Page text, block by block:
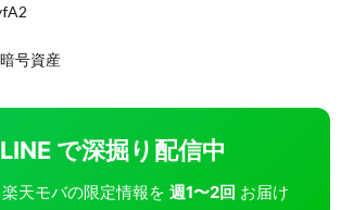
号資産
で深掘り配信中
天モバの限定情報を 週1〜2回 お届け